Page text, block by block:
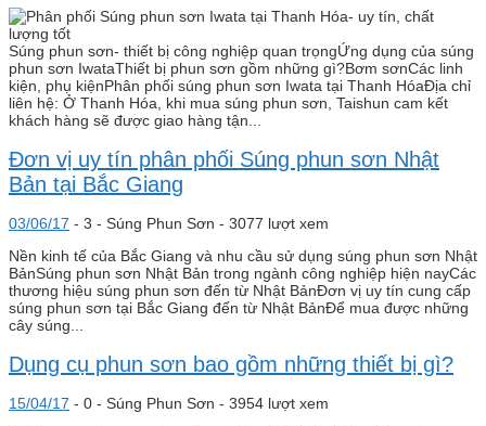
Súng phun sơn- thiết bị công nghiệp quan trọngỨng dụng của súng
phun sơn IwataThiết bị phun sơn gồm những gì?Bơm sơnCác linh
kiện, phụ kiệnPhân phối súng phun sơn Iwata tại Thanh HóaĐịa chỉ
liên hệ: Ở Thanh Hóa, khi mua súng phun sơn, Taishun cam kết
khách hàng sẽ được giao hàng tận...
Đơn vị uy tín phân phối Súng phun sơn Nhật
Bản tại Bắc Giang
03/06/17 - 3 - Súng Phun Sơn - 3077 lượt xem
Nền kinh tế của Bắc Giang và nhu cầu sử dụng súng phun sơn Nhật
BảnSúng phun sơn Nhật Bản trong ngành công nghiệp hiện nayCác
thương hiệu súng phun sơn đến từ Nhật BảnĐơn vị uy tín cung cấp
súng phun sơn tại Bắc Giang đến từ Nhật BảnĐể mua được những
cây súng...
Dụng cụ phun sơn bao gồm những thiết bị gì?
15/04/17 - 0 - Súng Phun Sơn - 3954 lượt xem